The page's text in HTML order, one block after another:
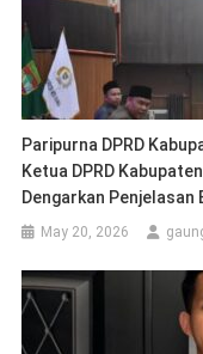
Paripurna DPRD
Ketua DPRD
Dengarkan
May 20, 2026